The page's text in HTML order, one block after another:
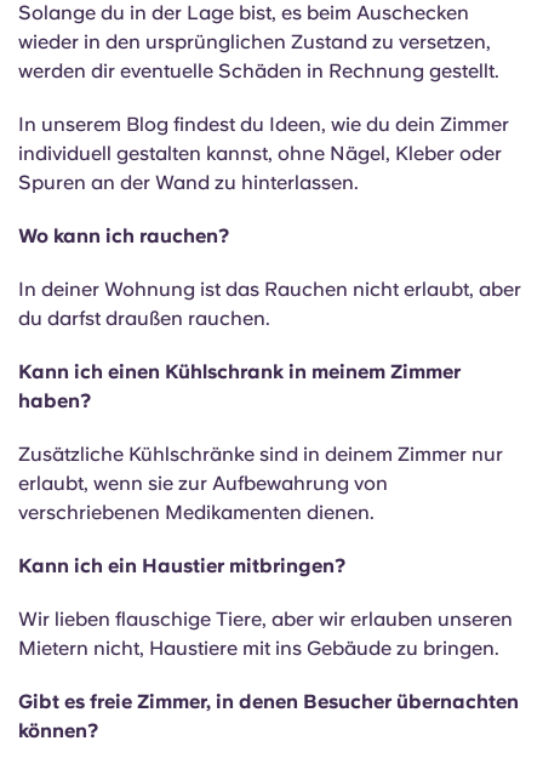
Solange du in der Lage bist, es beim Auschecken
wieder in den ursprünglichen Zustand zu versetzen,
werden dir eventuelle Schäden in Rechnung gestellt.
In unserem Blog findest du Ideen, wie du dein Zimmer
individuell gestalten kannst, ohne Nägel, Kleber oder
Spuren an der Wand zu hinterlassen.
Wo kann ich rauchen?
In deiner Wohnung ist das Rauchen nicht erlaubt, aber
du darfst draußen rauchen.
Kann ich einen Kühlschrank in meinem Zimmer
haben?
Zusätzliche Kühlschränke sind in deinem Zimmer nur
erlaubt, wenn sie zur Aufbewahrung von
verschriebenen Medikamenten dienen.
Kann ich ein Haustier mitbringen?
Wir lieben flauschige Tiere, aber wir erlauben unseren
Mietern nicht, Haustiere mit ins Gebäude zu bringen.
Gibt es freie Zimmer, in denen Besucher übernachten
können?